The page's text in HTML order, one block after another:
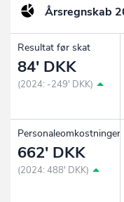
Årsregnskab
Resultat før skat
84' DKK
(2024: -249' DKK)
Personaleomkostninger
662' DKK
(2024: 488' DKK)